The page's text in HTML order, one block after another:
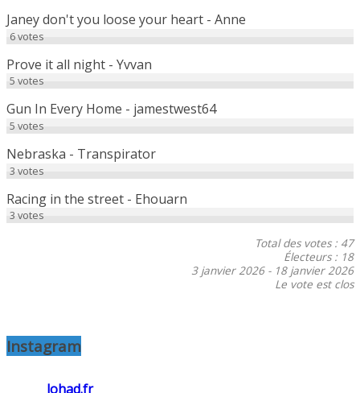
Janey don't you loose your heart - Anne
6votes
Prove it all night - Yvvan
5 votes
Gun In Every Home - jamestwest64
5 votes
Nebraska - Transpirator
3 votes
Racing in the street - Ehouarn
3 votes
Total des votes : 47
Électeurs : 18
3 janvier 2026- 18 janvier 2026
Le vote est clos
Instagram
lohad.fr